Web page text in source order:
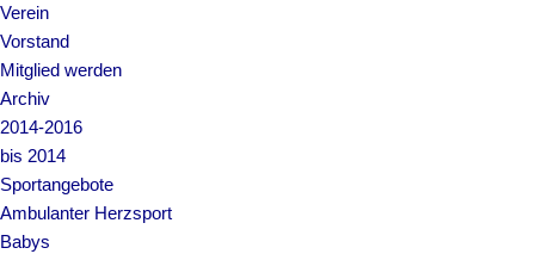
Verein
Vorstand
Mitglied werden
Archiv
2014-2016
bis 2014
Sportangebote
Ambulanter Herzsport
Babys